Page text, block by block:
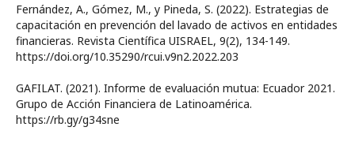
Fernández, A., Gómez, M., y Pineda, S. (2022). Estrategias de
capacitación en prevención del lavado de activos en entidades
financieras. Revista Científica UISRAEL, 9(2), 134-149.
https://doi.org/10.35290/rcui.v9n2.2022.203
GAFILAT. (2021). Informe de evaluación mutua: Ecuador 2021.
Grupo de Acción Financiera de Latinoamérica.
https://rb.gy/g34sne